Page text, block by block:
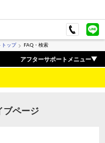
トップ FAQ・検索
アフターサポートメニュー
ブページ